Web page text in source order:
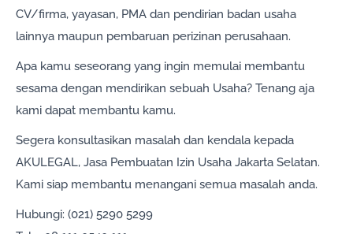
CV/firma, yayasan, PMA dan pendirian badan usaha
lainnya maupun pembaruan perizinan perusahaan.
Apa kamu seseorang yang ingin memulai membantu
sesama dengan mendirikan sebuah Usaha? Tenang aja
kami dapat membantu kamu.
Segera konsultasikan masalah dan kendala kepada
AKULEGAL, Jasa Pembuatan Izin Usaha Jakarta Selatan.
Kami siap membantu menangani semua masalah anda.
Hubungi: (021) 5290 5299